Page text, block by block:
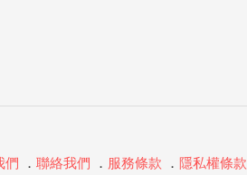
們 ． 聯絡我們 ． 服務條款 ． 隱私權條款